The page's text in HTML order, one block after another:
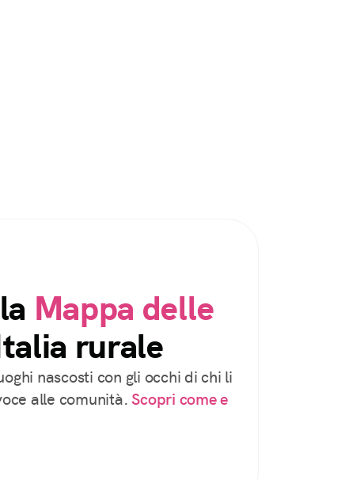
Mappa delle
rurale
nascosti con gli occhi di chi li
alle comunità. Scopri come e